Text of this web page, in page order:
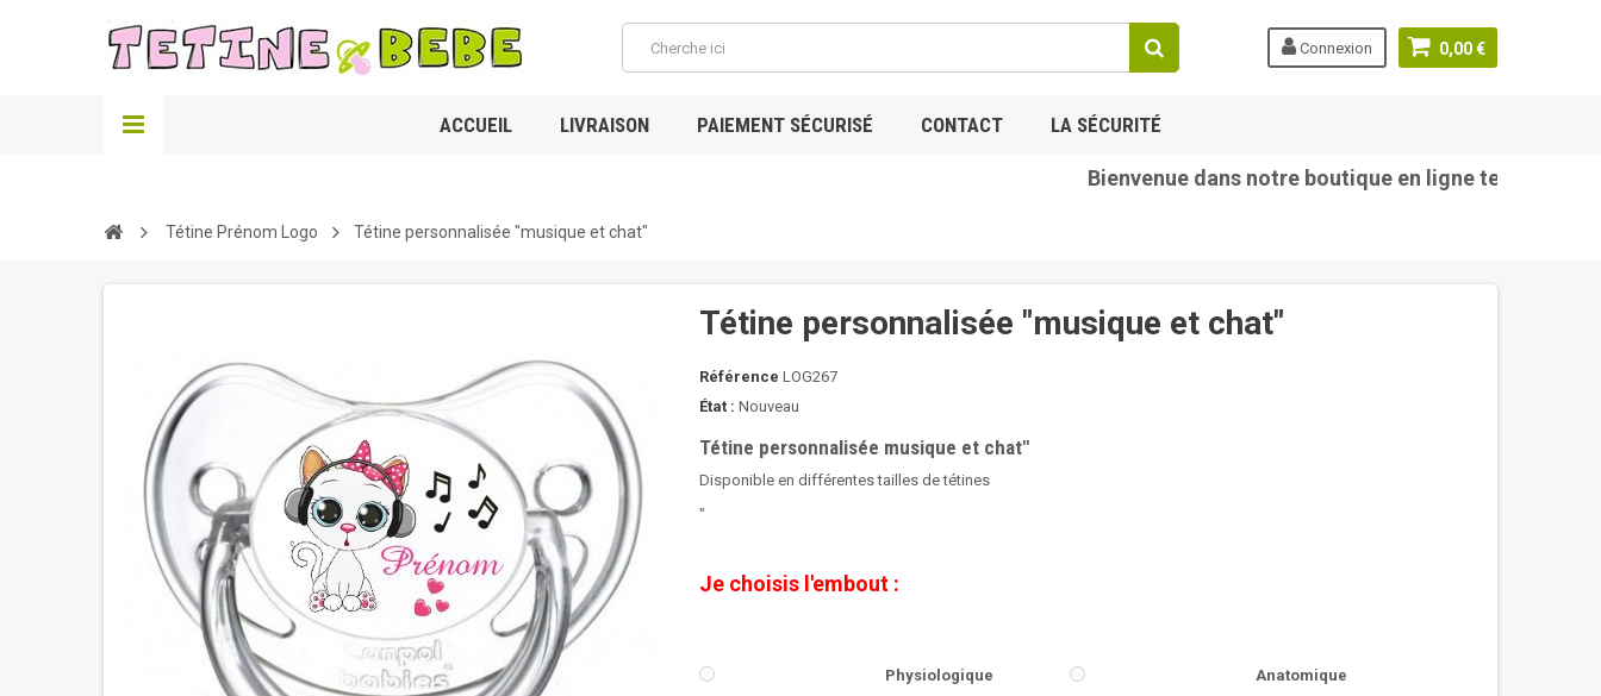
0,00 €
Connexion
ACCUEIL LIVRAISON PAIEMENT SÉCURISÉ CONTACT LA SÉCURITÉ
Bienvenue dans notre boutique en ligne tetine-bebe.com
Tétine Prénom Logo Tétine personnalisée "musique et chat"
Tétine personnalisée "musique et chat"
Référence LOG267
État : Nouveau
Tétine personnalisée musique et chat"
Disponible en différentes tailles de tétines
"
Je choisis l'embout :
Physiologique Anatomique